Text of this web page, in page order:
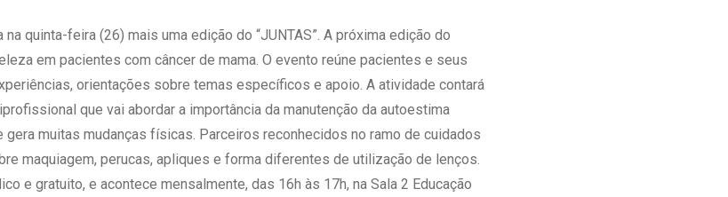
Responsabilidade Ambiental
Responsabilidade Social
Saúde Digital Moinhos
Empresas
Tele Interconsultas
Cabine Telemedicina
Gestão do Cuidado
quinta-feira (26) mais uma edição do “JUNTAS”. A próxima edição do
em pacientes com câncer de mama. O evento reúne pacientes e seus
orientações sobre temas específicos e apoio. A atividade contará
que vai abordar a importância da manutenção da autoestima
gera muitas mudanças físicas. Parceiros reconhecidos no ramo de cuidados
maquiagem, perucas, apliques e forma diferentes de utilização de lenços.
e gratuito, e acontece mensalmente, das 16h às 17h, na Sala 2 Educação